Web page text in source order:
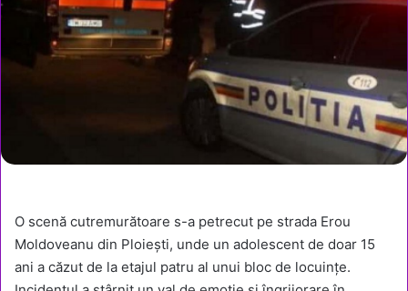
O scenă cutremurătoare s-a petrecut pe strada Erou
Moldoveanu din Ploiești, unde un adolescent de doar 15
ani a căzut de la etajul patru al unui bloc de locuințe.